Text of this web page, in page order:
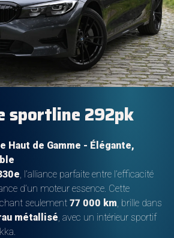
sportline 292pk
Haut de Gamme - Élégante,
, l’alliance parfaite entre l’efficacité
d’un moteur essence. Cette
seulement 77 000 km , brille dans
métallisé , avec un intérieur sportif